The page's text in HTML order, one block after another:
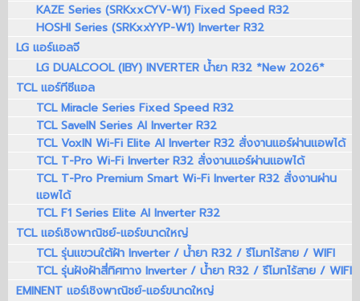
KAZE Series (SRKxxCYV-W1) Fixed Speed R32
HOSHI Series (SRKxxYYP-W1) Inverter R32
LG แอร์แอลจี
LG DUALCOOL (IBY) INVERTER น้ำยา R32 *New 2026*
TCL แอร์ทีซีแอล
TCL Miracle Series Fixed Speed R32
TCL SaveIN Series AI Inverter R32
TCL VoxIN Wi-Fi Elite AI Inverter R32 สั่งงานแอร์ผ่านแอพได้
TCL T-Pro Wi-Fi Inverter R32 สั่งงานแอร์ผ่านแอพได้
TCL T-Pro Premium Smart Wi-Fi Inverter R32 สั่งงานผ่าน
แอพได้
TCL F1 Series Elite AI Inverter R32
TCL แอร์เชิงพาณิชย์-แอร์ขนาดใหญ่
TCL รุ่นแขวนใต้ฝ้า Inverter / น้ำยา R32 / รีโมทไร้สาย / WIFI
TCL รุ่นฝังฝ้าสี่ทิศทาง Inverter / น้ำยา R32 / รีโมทไร้สาย / WIFI
EMINENT แอร์เชิงพาณิชย์-แอร์ขนาดใหญ่